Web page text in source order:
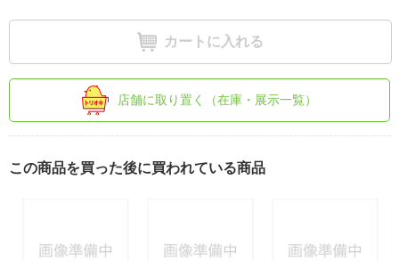
カートに入れる
店舗に取り置く（在庫・展示一覧）
この商品を買った後に買われている商品